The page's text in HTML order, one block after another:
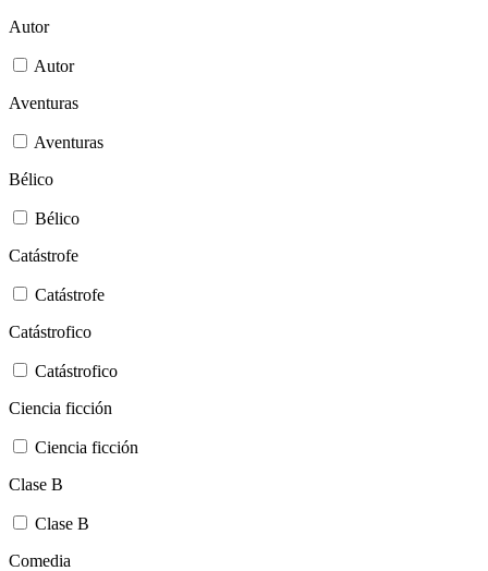
Autor
Autor
Aventuras
Aventuras
Bélico
Bélico
Catástrofe
Catástrofe
Catástrofico
Catástrofico
Ciencia ficción
Ciencia ficción
Clase B
Clase B
Comedia